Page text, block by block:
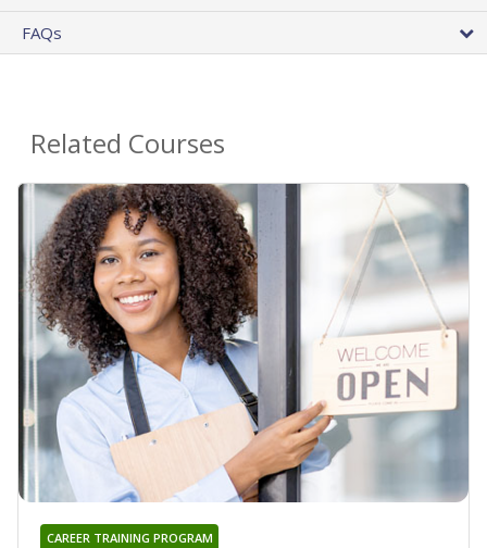
FAQs
Related Courses
CAREER TRAINING PROGRAM